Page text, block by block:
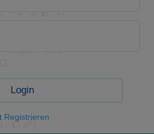
Login
Registrieren